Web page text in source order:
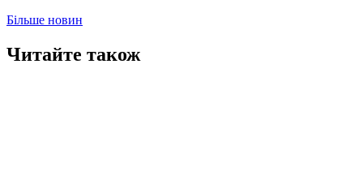
Більше новин
Читайте також